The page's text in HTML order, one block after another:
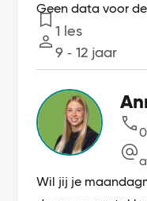
Geen data voor
Lessen
1 les
Leeftijd
9 ‐ 12 jaar
Wil jij je